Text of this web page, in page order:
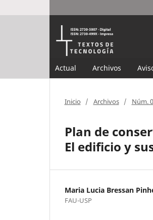
Actual Archivos
Inicio / Archivos / Núm.
Plan de
El edificio y
Maria Lucia Bressan
FAU-USP